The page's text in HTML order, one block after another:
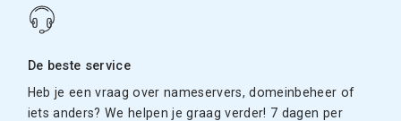
De beste service
Heb je een vraag over nameservers, domeinbeheer of
iets anders? We helpen je graag verder! 7 dagen per